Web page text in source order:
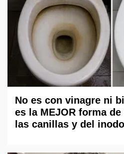
No es con vinagre ni
es la MEJOR forma
las canillas y del